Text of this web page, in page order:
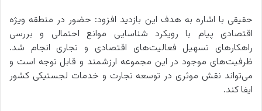
حقیقی با اشاره به هدف این بازدید افزود: حضور در منطقه ویژه
اقتصادی پیام با رویکرد شناسایی موانع احتمالی و بررسی
راهکارهای تسهیل فعالیت‌های اقتصادی و تجاری انجام شد.
ظرفیت‌های موجود در این مجموعه ارزشمند و قابل توجه است و
می‌تواند نقش موثری در توسعه تجارت و خدمات لجستیکی کشور
ایفا کند.